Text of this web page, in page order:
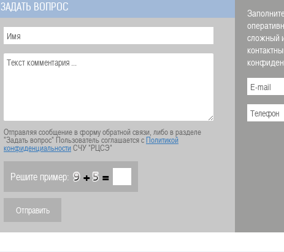
ЗАДАТЬ ВОПРОС
Отправляя сообщение в форму обратной связи, либо в разделе
"Задать вопрос" Пользователь соглашается сПолитикой
конфиденциальностиСЧУ "РЦСЭ"
Решите пример: + =
сложный